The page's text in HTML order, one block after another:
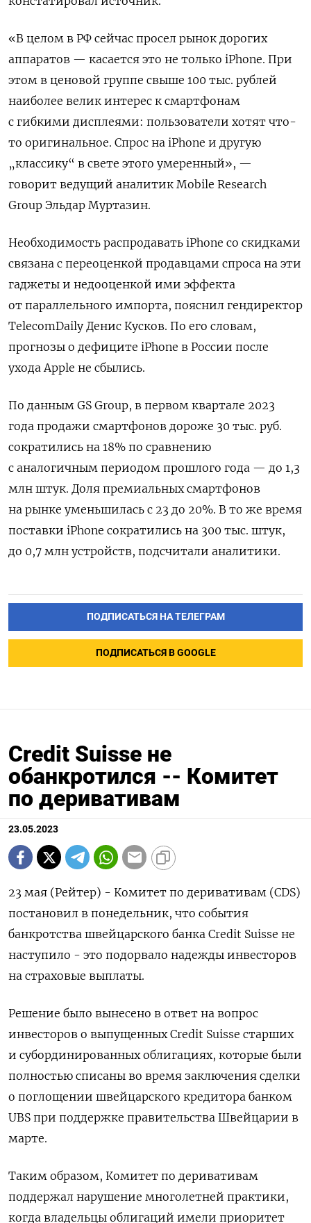
«В целом в РФ сейчас просел рынок дорогих
аппаратов — касается это не только iPhone. При
этом в ценовой группе свыше 100 тыс. рублей
наиболее велик интерес к смартфонам
с гибкими дисплеями: пользователи хотят что-
то оригинальное. Спрос на iPhone и другую
„классику“ в свете этого умеренный», —
говорит ведущий аналитик Mobile Research
Group Эльдар Муртазин.
Необходимость распродавать iPhone со скидками
связана с переоценкой продавцами спроса на эти
гаджеты и недооценкой ими эффекта
от параллельного импорта, пояснил гендиректор
TelecomDaily Денис Кусков. По его словам,
прогнозы о дефиците iPhone в России после
ухода Apple не сбылись.
По данным GS Group, в первом квартале 2023
года продажи смартфонов дороже 30 тыс. руб.
сократились на 18% по сравнению
с аналогичным периодом прошлого года — до 1,3
млн штук. Доля премиальных смартфонов
на рынке уменьшилась с 23 до 20%. В то же время
поставки iPhone сократились на 300 тыс. штук,
до 0,7 млн устройств, подсчитали аналитики.
ПОДПИСАТЬСЯ НА ТЕЛЕГРАМ
ПОДПИСАТЬСЯ В GOOGLE
Credit Suisse не
обанкротился -- Комитет
по деривативам
23.05.2023
23 мая (Рейтер) - Комитет по деривативам (СDS)
постановил в понедельник, что события
банкротства швейцарского банка Credit Suisse не
наступило - это подорвало надежды инвесторов
на страховые выплаты.
Решение было вынесено в ответ на вопрос
инвесторов о выпущенных Credit Suisse старших
и субординированных облигациях, которые были
полностью списаны во время заключения сделки
о поглощении швейцарского кредитора банком
UBS при поддержке правительства Швейцарии в
марте.
Таким образом, Комитет по деривативам
поддержал нарушение многолетней практики,
когда владельцы облигаций имели приоритет